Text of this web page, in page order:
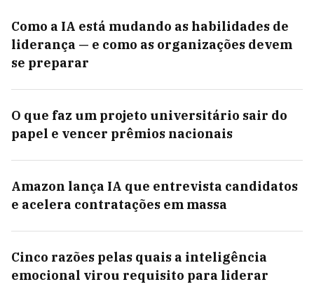
Como a IA está mudando as habilidades de
liderança — e como as organizações devem
se preparar
O que faz um projeto universitário sair do
papel e vencer prêmios nacionais
Amazon lança IA que entrevista candidatos
e acelera contratações em massa
Cinco razões pelas quais a inteligência
emocional virou requisito para liderar